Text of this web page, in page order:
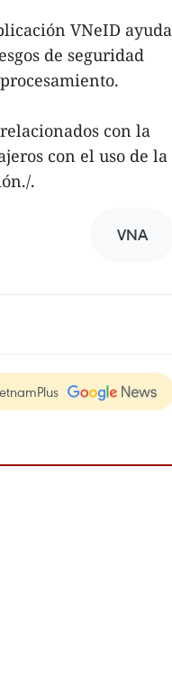
VNeID ayuda
de seguridad
con la
con el uso de la
.
VNA